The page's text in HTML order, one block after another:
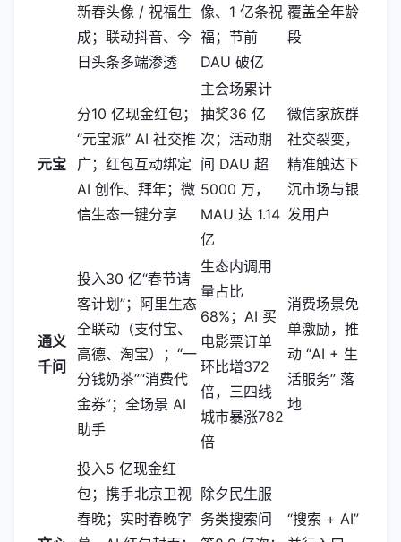
新春头像 / 祝福生
成；联动抖音、今
日头条多端渗透
像、1 亿条祝
福；节前
DAU 破亿
覆盖全年龄
段
元宝
分10 亿现金红包；
“元宝派” AI 社交推
广；红包互动绑定
AI 创作、拜年；微
信生态一键分享
主会场累计
抽奖36 亿
次；活动期
间 DAU 超
5000 万，
MAU 达 1.14
亿
微信家族群
社交裂变，
精准触达下
沉市场与银
发用户
通义
千问
投入30 亿“春节请
客计划”；阿里生态
全联动（支付宝、
高德、淘宝）；“一
分钱奶茶”“消费代
金券”；全场景 AI
助手
生态内调用
量占比
68%；AI 买
电影票订单
环比增372
倍，三四线
城市暴涨782
倍
消费场景免
单激励，推
动 “AI + 生
活服务” 落
地
投入5 亿现金红
包；携手北京卫视
春晚；实时春晚字
除夕民生服
务类搜索问
“搜索 + AI”